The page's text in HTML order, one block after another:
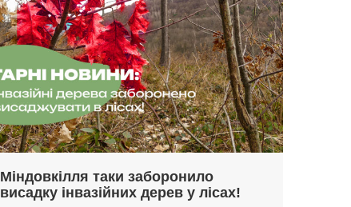
Міндовкілля таки заборонило
висадку інвазійних дерев у лісах!